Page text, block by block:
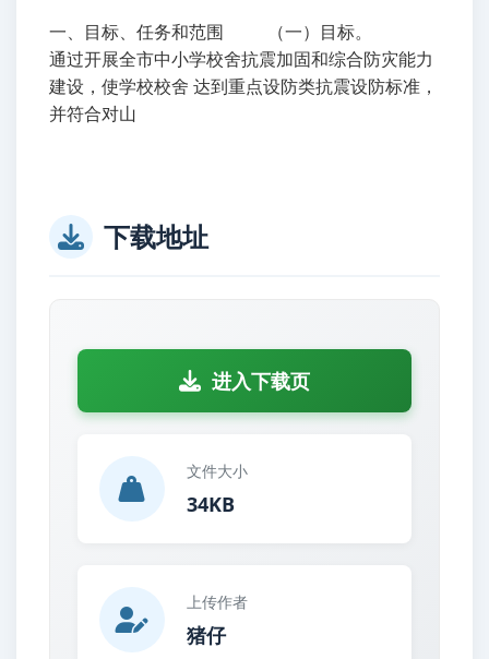
一、目标、任务和范围 （一）目标。
通过开展全市中小学校舍抗震加固和综合防灾能力
建设，使学校校舍 达到重点设防类抗震设防标准，
并符合对山
下载地址
进入下载页
文件大小
34KB
上传作者
猪仔